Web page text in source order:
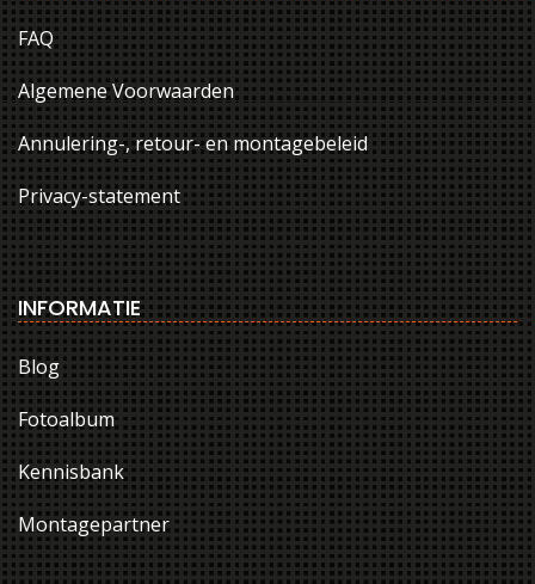
FAQ
Algemene Voorwaarden
Annulering-, retour- en montagebeleid
Privacy-statement
INFORMATIE
Blog
Fotoalbum
Kennisbank
Montagepartner